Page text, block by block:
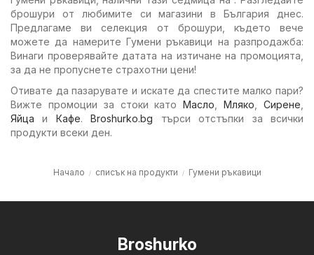
брошури от любимите си магазини в България днес.
Предлагаме ви селекция от брошури, където вече
можете да намерите Гумени ръкавици на разпродажба:
Винаги проверявайте датата на изтичане на промоцията,
за да не пропуснете страхотни цени!
Отивате да пазарувате и искате да спестите малко пари?
Вижте промоции за стоки катоМасло ,Мляко ,Сирене
Яйца и Кафе.Broshurko.bg търси отстъпки за всички
продукти всеки ден.
Начало списък на продукти Гумени ръкавици
Broshurko